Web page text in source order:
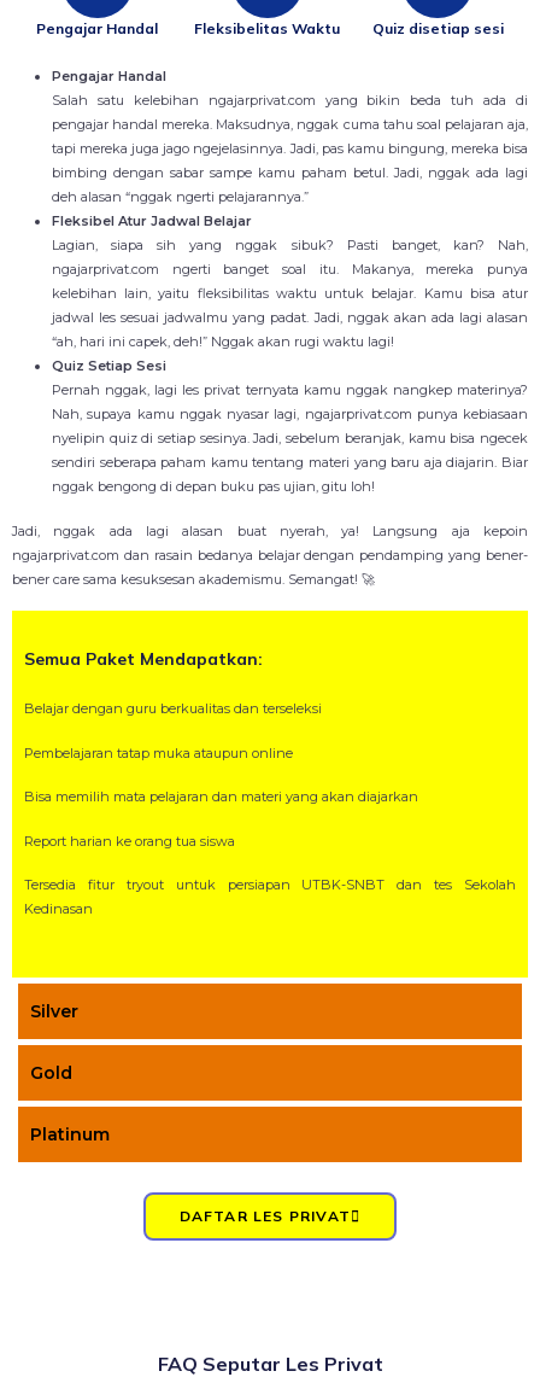
Pengajar Handal Fleksibelitas Waktu Quiz disetiap sesi
Pengajar Handal
Salah satu kelebihan ngajarprivat.com yang bikin beda tuh ada di
pengajar handal mereka. Maksudnya, nggak cuma tahu soal pelajaran aja,
tapi mereka juga jago ngejelasinnya. Jadi, pas kamu bingung, mereka bisa
bimbing dengan sabar sampe kamu paham betul. Jadi, nggak ada lagi
deh alasan “nggak ngerti pelajarannya.”
Fleksibel Atur Jadwal Belajar
Lagian, siapa sih yang nggak sibuk? Pasti banget, kan? Nah,
ngajarprivat.com ngerti banget soal itu. Makanya, mereka punya
kelebihan lain, yaitu fleksibilitas waktu untuk belajar. Kamu bisa atur
jadwal les sesuai jadwalmu yang padat. Jadi, nggak akan ada lagi alasan
“ah, hari ini capek, deh!” Nggak akan rugi waktu lagi!
Quiz Setiap Sesi
Pernah nggak, lagi les privat ternyata kamu nggak nangkep materinya?
Nah, supaya kamu nggak nyasar lagi, ngajarprivat.com punya kebiasaan
nyelipin quiz di setiap sesinya. Jadi, sebelum beranjak, kamu bisa ngecek
sendiri seberapa paham kamu tentang materi yang baru aja diajarin. Biar
nggak bengong di depan buku pas ujian, gitu loh!
Jadi, nggak ada lagi alasan buat nyerah, ya! Langsung aja kepoin
ngajarprivat.com dan rasain bedanya belajar dengan pendamping yang bener-
bener care sama kesuksesan akademismu. Semangat! 🚀
Semua Paket Mendapatkan:
Belajar dengan guru berkualitas dan terseleksi
Pembelajaran tatap muka ataupun online
Bisa memilih mata pelajaran dan materi yang akan diajarkan
Report harian ke orang tua siswa
Tersedia fitur tryout untuk persiapan UTBK-SNBT dan tes Sekolah
Kedinasan
Silver
Gold
Platinum
DAFTAR LES PRIVAT
FAQ Seputar Les Privat